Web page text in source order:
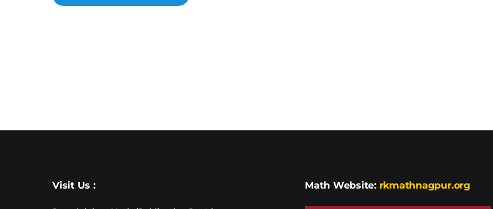
Visit Us : Math Website: rkmathnagpur.org